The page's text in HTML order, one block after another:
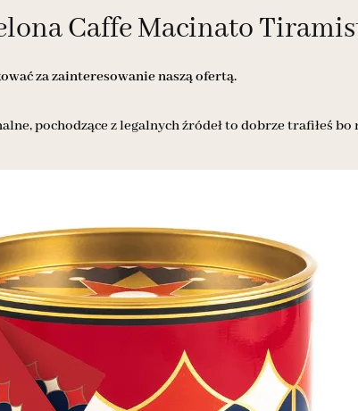
Caffe Macinato
za zainteresowanie naszą ofertą.
pochodzące z legalnych źródeł to dobrze trafiłeś